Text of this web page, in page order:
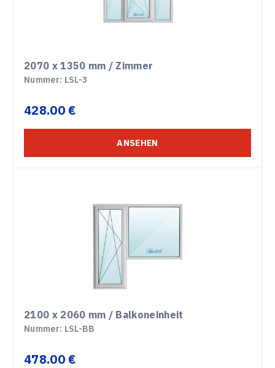
2070 x 1350 mm / Zimmer
Nummer: LSL-3
428.00 €
ANSEHEN
2100 x 2060 mm / Balkoneinheit
Nummer: LSL-BB
478.00 €